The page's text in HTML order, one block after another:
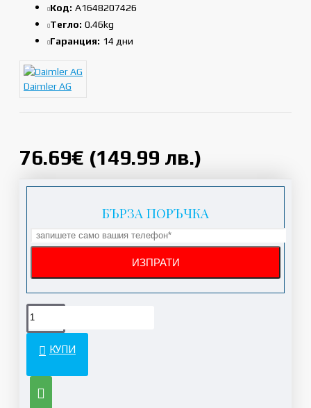
76.69€ (149.99 лв.)
Код: A1648207426
Тегло: 0.46kg
Гаранция: 14 дни
Daimler AG
БЪРЗА ПОРЪЧКА
КУПИ